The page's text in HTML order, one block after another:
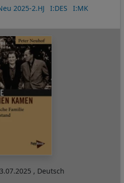
2025-2.HJ I:DES I:MK
, Deutsch